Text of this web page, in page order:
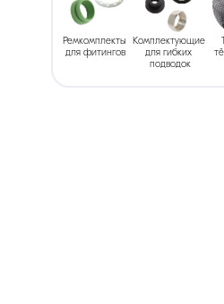
Ремкомплекты
для фитингов
Комплектующие
для гибких
подводок